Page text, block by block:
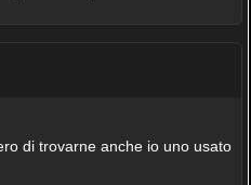
di trovarne anche io uno usato